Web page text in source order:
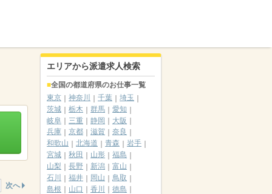
次へ
エリアから派遣求人検索
全国の都道府県のお仕事一覧
東京
神奈川 千葉
埼玉
茨城
栃木 群馬
愛知
岐阜
三重 静岡
大阪
兵庫
京都 滋賀
奈良
和歌山
北海道 青森
岩手
宮城
秋田 山形
福島
山梨
長野 新潟
富山
石川
福井 岡山
鳥取
島根
山口 香川
徳島